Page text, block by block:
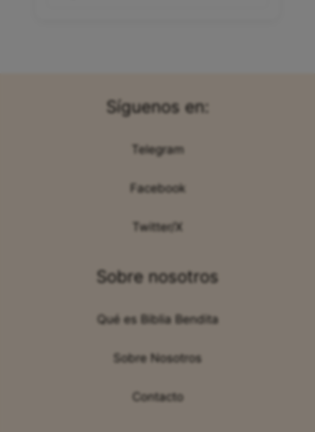
Síguenos en:
Telegram
Facebook
Twitter/X
Sobre nosotros
Qué es Biblia Bendita
Sobre Nosotros
Contacto